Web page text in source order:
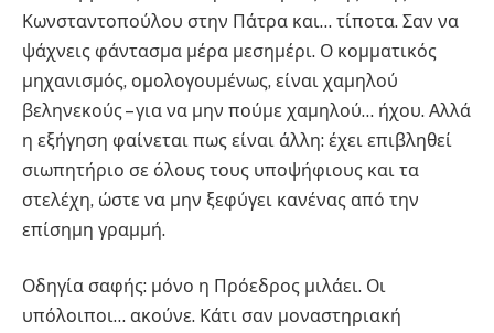
Κωνσταντοπούλου στην Πάτρα και… τίποτα. Σαν να
ψάχνεις φάντασμα μέρα μεσημέρι. Ο κομματικός
μηχανισμός, ομολογουμένως, είναι χαμηλού
βεληνεκούς – για να μην πούμε χαμηλού… ήχου. Αλλά
η εξήγηση φαίνεται πως είναι άλλη: έχει επιβληθεί
σιωπητήριο σε όλους τους υποψήφιους και τα
στελέχη, ώστε να μην ξεφύγει κανένας από την
επίσημη γραμμή.
Οδηγία σαφής: μόνο η Πρόεδρος μιλάει. Οι
υπόλοιποι… ακούνε. Κάτι σαν μοναστηριακή